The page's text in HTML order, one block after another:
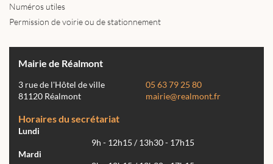
Numéros utiles
Permission de voirie ou de stationnement
Mairie de Réalmont
3 rue de l'Hôtel de ville
81120 Réalmont
05 63 79 25 80
mairie@realmont.fr
Horaires du secrétariat
Lundi
9h - 12h15 / 13h30 - 17h15
Mardi